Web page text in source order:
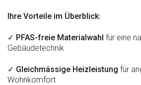
Ihre Vorteile im Überblick:
✓ PFAS-freie Materialwahl für eine
Gebäudetechnik
✓ Gleichmässige Heizleistung für
Wohnkomfort